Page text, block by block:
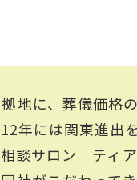
地に、葬儀価格
年には関東進出
談サロン ティ